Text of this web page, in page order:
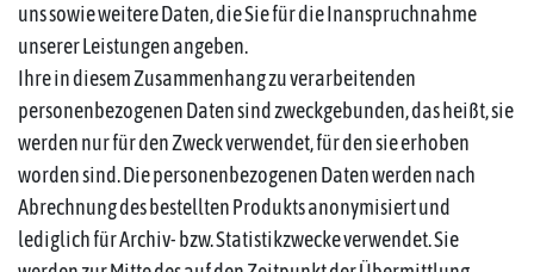
uns sowie weitere Daten, die Sie für die Inanspruchnahme
unserer Leistungen angeben.
Ihre in diesem Zusammenhang zu verarbeitenden
personenbezogenen Daten sind zweckgebunden, das heißt, sie
werden nur für den Zweck verwendet, für den sie erhoben
worden sind. Die personenbezogenen Daten werden nach
Abrechnung des bestellten Produkts anonymisiert und
lediglich für Archiv- bzw. Statistikzwecke verwendet. Sie